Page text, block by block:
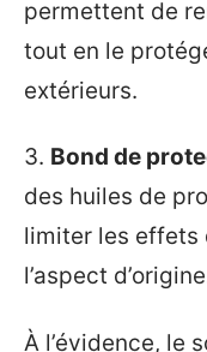
permettent de
tout en le
extérieurs.
3. Bond de
des huiles de
limiter les effets
l’aspect
À l’évidence, le